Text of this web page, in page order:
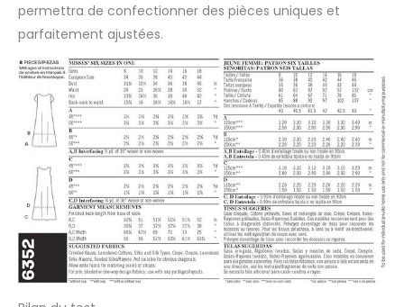
permettra de confectionner des pièces uniques et
parfaitement ajustées.